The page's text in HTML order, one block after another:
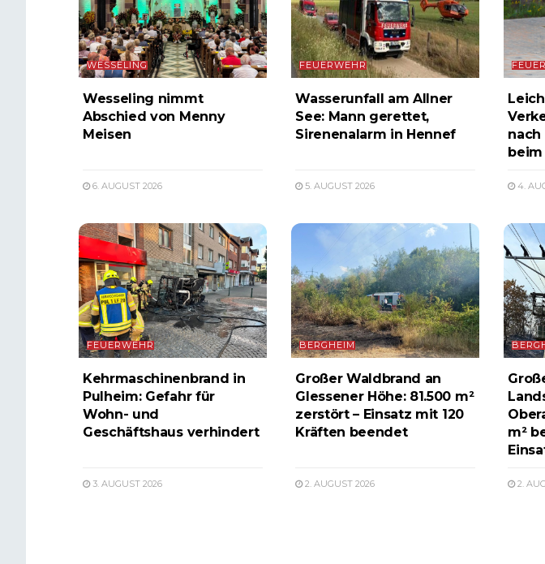
WESSELING
Wesseling nimmt
Abschied von Menny
Meisen
6. AUGUST 2026
FEUERWEHR
Wasserunfall am Allner
See: Mann gerettet,
Sirenenalarm in Hennef
5. AUGUST 2026
nach
4.
FEUERWEHR
Kehrmaschinenbrand in
Pulheim: Gefahr für
Wohn- und
Geschäftshaus verhindert
3. AUGUST 2026
BERGHEIM
Großer Waldbrand an
Glessener Höhe: 81.500 m²
zerstört – Einsatz mit 120
Kräften beendet
2. AUGUST 2026
m²
2.